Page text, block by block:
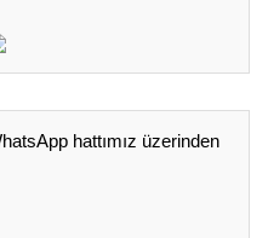
hattımız üzerinden